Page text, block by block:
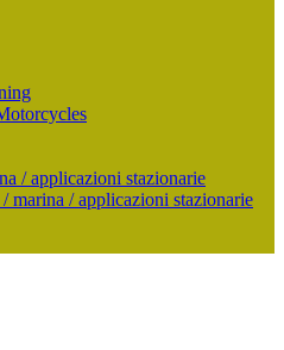
/ applicazioni stazionarie
marina / applicazioni stazionarie